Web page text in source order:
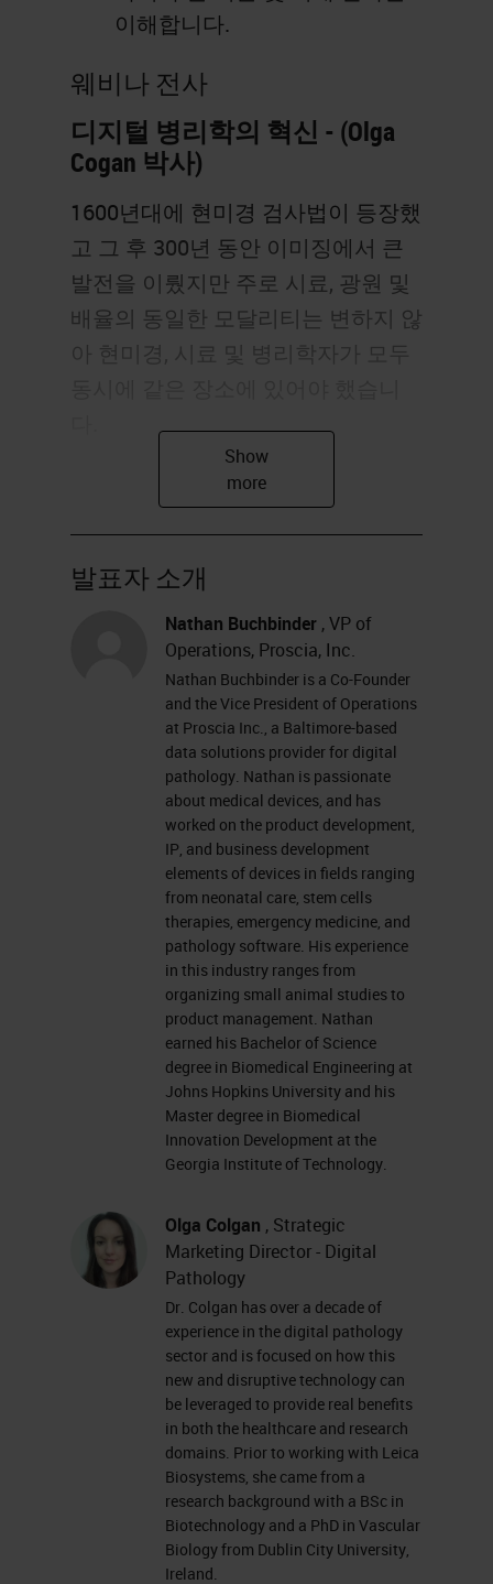
이해합니다.
웨비나 전사
디지털 병리학의 혁신 - (Olga
Cogan 박사)
1600년대에 현미경 검사법이 등장했
고 그 후 300년 동안 이미징에서 큰
발전을 이뤘지만 주로 시료, 광원 및
배율의 동일한 모달리티는 변하지 않
아 현미경, 시료 및 병리학자가 모두
1900년대에 우리는 현미경 사진 출
현으로 이미지를 여러 수준으로 공유
이브 뷰 형식 시나리오에서 슬라이드
를 원격으로 검토할 수 있는 원격 병
리학이 등장했습니다. 전체 슬라이드
이미징 및 디지털 병리학이 등장한
지 아직 한 세기가 지나지 않았습니
다. 지난 18년 동안 하드웨어와 소프
트웨어가 있는 디지털 병리학별 솔루
션과 디지털 병리학 발전을 뒷받침하
는 인프라와 기술에서 기술적 성숙함
을 봤습니다. 여기에는 프로세서 속
도와 사용할 서버, 전체 슬라이드 이
미지 저장과 관련된 저장소 비용, 광
대역 성능 및 증가하는 연결성과가용
성이 해당됩니다. 이러한 발전은 우
리를 현재 스캔, 관리, 공유 등 세 가
지 요소와 디지털 환경에서 병리학
정보 해석을 모두 통합한 디지털 병
리학으로 이끌었습니다.
병리학의 시장 추세
병리학에서 봤던 추세 일부를 살펴보
면 활동 중인 병리학자가 줄어들고
있습니다. 즉, 수많은 병리학자들이
은퇴 연령에 도달하여 향후 몇 년 동
안 줄어들고 빈 자리는 전 세계적으
로 병리학자요구 사항을 처리하는 데
필요한 속도로 충원되지 않을 것으로
예측됩니다. 2030년에는 전 세계적
으로 병리학자가 6000명에 불과할
발표자 소개
Nathan Buchbinder , VP of
Operations, Proscia, Inc.
Nathan Buchbinder is a Co-Founder
and the Vice President of Operations
at Proscia Inc., a Baltimore-based
data solutions provider for digital
pathology. Nathan is passionate
about medical devices, and has
worked on the product development,
IP, and business development
elements of devices in fields ranging
from neonatal care, stem cells
therapies, emergency medicine, and
pathology software. His experience
in this industry ranges from
organizing small animal studies to
product management. Nathan
earned his Bachelor of Science
degree in Biomedical Engineering at
Johns Hopkins University and his
Master degree in Biomedical
Innovation Development at the
Georgia Institute of Technology.
Olga Colgan , Strategic
Marketing Director - Digital
Pathology
Dr. Colgan has over a decade of
experience in the digital pathology
sector and is focused on how this
new and disruptive technology can
be leveraged to provide real benefits
in both the healthcare and research
domains. Prior to working with Leica
Biosystems, she came from a
research background with a BSc in
Biotechnology and a PhD in Vascular
Biology from Dublin City University,
Ireland.